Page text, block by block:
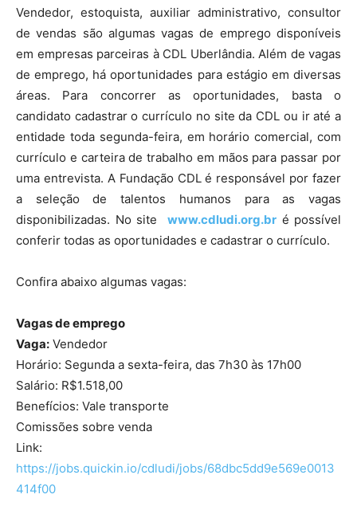
Vendedor, estoquista, auxiliar administrativo, consultor
de vendas são algumas vagas de emprego disponíveis
em empresas parceiras à CDL Uberlândia. Além de vagas
de emprego, há oportunidades para estágio em diversas
áreas. Para concorrer as oportunidades, basta o
candidato cadastrar o currículo no site da CDL ou ir até a
entidade toda segunda-feira, em horário comercial, com
currículo e carteira de trabalho em mãos para passar por
uma entrevista. A Fundação CDL é responsável por fazer
a seleção de talentos humanos para as vagas
disponibilizadas. No site www.cdludi.org.br é possível
conferir todas as oportunidades e cadastrar o currículo.
Confira abaixo algumas vagas:
Vagas de emprego
Vaga: Vendedor
Horário: Segunda a sexta-feira, das 7h30 às 17h00
Salário: R$1.518,00
Benefícios: Vale transporte
Comissões sobre venda
Link:
https://jobs.quickin.io/cdludi/jobs/68dbc5dd9e569e0013
414f00